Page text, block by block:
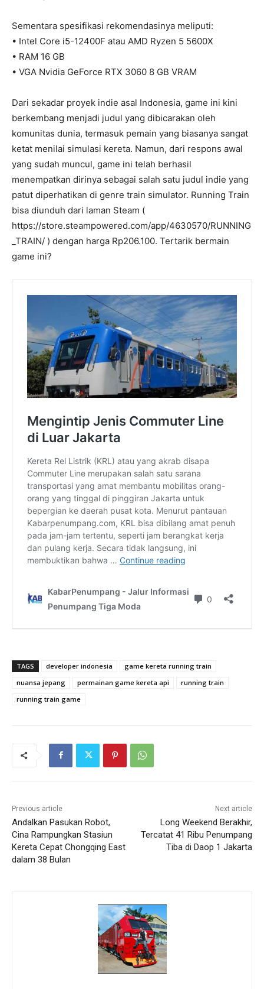
Sementara spesifikasi rekomendasinya meliputi:
• Intel Core i5-12400F atau AMD Ryzen 5 5600X
• RAM 16 GB
• VGA Nvidia GeForce RTX 3060 8 GB VRAM
Dari sekadar proyek indie asal Indonesia, game ini kini
berkembang menjadi judul yang dibicarakan oleh
komunitas dunia, termasuk pemain yang biasanya sangat
ketat menilai simulasi kereta. Namun, dari respons awal
yang sudah muncul, game ini telah berhasil
menempatkan dirinya sebagai salah satu judul indie yang
patut diperhatikan di genre train simulator. Running Train
bisa diunduh dari laman Steam (
https://store.steampowered.com/app/4630570/RUNNING
_TRAIN/ ) dengan harga Rp206.100. Tertarik bermain
game ini?
TAGS developer indonesia
game kereta running train
nuansa jepang
permainan game kereta api
running train
running train game
Previous article
Andalkan Pasukan Robot,
Cina Rampungkan Stasiun
Kereta Cepat Chongqing East
dalam 38 Bulan
Next article
Long Weekend Berakhir,
Tercatat 41 Ribu Penumpang
Tiba di Daop 1 Jakarta